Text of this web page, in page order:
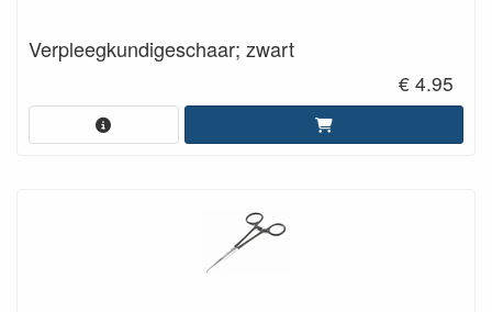
Verpleegkundigeschaar; zwart
€ 4.95